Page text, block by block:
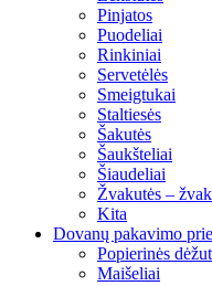
Pinjatos
Puodeliai
Rinkiniai
Servetėlės
Smeigtukai
Staltiesės
Šakutės
Šaukšteliai
Šiaudeliai
Žvakutės –
Kita
Dovanų pakavimo
Popierinės
Maišeliai